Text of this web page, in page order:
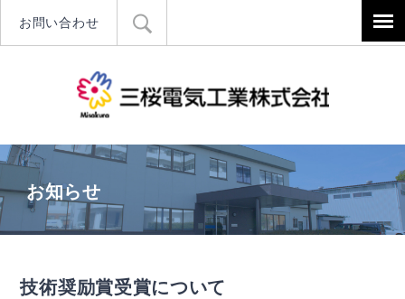
お問い合わせ
お知らせ
技術奨励賞受賞について